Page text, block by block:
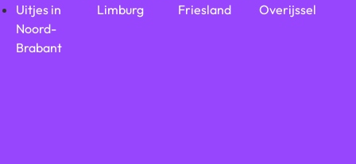
Uitjes in
Noord-
Brabant
Limburg
Friesland
Overijssel